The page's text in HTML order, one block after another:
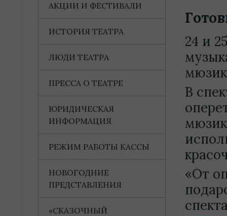
24 и
В
«От
АКЦИИ И ФЕСТИВАЛИ
ИСТОРИЯ ТЕАТРА
ЛЮДИ ТЕАТРА
ПРЕССА О ТЕАТРЕ
ЮРИДИЧЕСКАЯ
ИНФОРМАЦИЯ
РЕЖИМ РАБОТЫ КАССЫ
НОВОГОДНИЕ
ПРЕДСТАВЛЕНИЯ
«СКАЗОЧНЫЙ